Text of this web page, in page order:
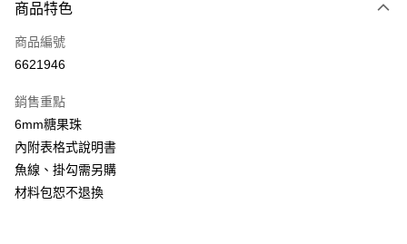
信用卡一次付款
超商取貨付款
街口支付
悠遊付
運送方式
商品特色
商品編號
6621946
銷售重點
6mm糖果珠
內附表格式說明書
魚線、掛勾需另購
材料包恕不退換